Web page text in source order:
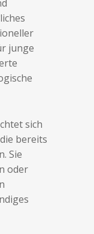
junge
sich
bereits
Sie
oder